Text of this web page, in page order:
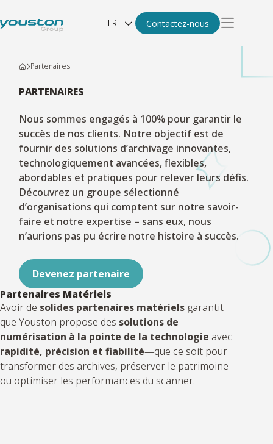
FR Contactez-nous
Partenaires
PARTENAIRES
Nous sommes engagés à 100% pour garantir le
succès de nos clients. Notre objectif est de
fournir des solutions d’archivage innovantes,
technologiquement avancées, flexibles,
abordables et pratiques pour relever leurs défis.
Découvrez un groupe sélectionné
d’organisations qui comptent sur notre savoir-
faire et notre expertise – sans eux, nous
n’aurions pas pu écrire notre histoire à succès.
Devenez partenaire
Partenaires Matériels
Avoir de solides partenaires matériels garantit
que Youston propose des solutions de
numérisation à la pointe de la technologie avec
rapidité, précision et fiabilité—que ce soit pour
transformer des archives, préserver le patrimoine
ou optimiser les performances du scanner.